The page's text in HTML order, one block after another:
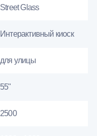
Street Glass
Интерактивный киоск
для улицы
55"
2500